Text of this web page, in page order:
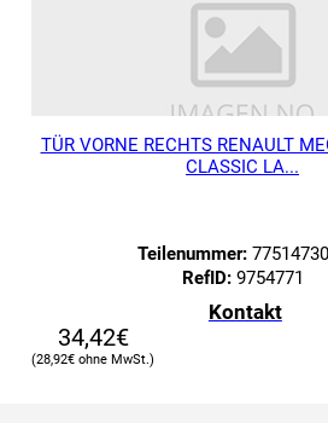
TÜR VORNE RECHTS RENAULT
CLASSIC LA...
Teilenummer:
RefID:9754771
Kontakt
34,42€
28,92€